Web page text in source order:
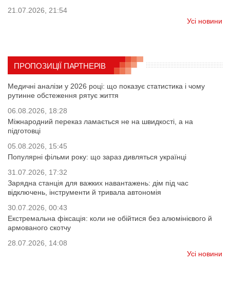
21.07.2026, 21:54
Усі новини
ПРОПОЗИЦІЇ ПАРТНЕРІВ
Медичні аналізи у 2026 році: що показує статистика і чому
рутинне обстеження рятує життя
06.08.2026, 18:28
Міжнародний переказ ламається не на швидкості, а на
підготовці
05.08.2026, 15:45
Популярні фільми року: що зараз дивляться українці
31.07.2026, 17:32
Зарядна станція для важких навантажень: дім під час
відключень, інструменти й тривала автономія
30.07.2026, 00:43
Екстремальна фіксація: коли не обійтися без алюмінієвого й
армованого скотчу
28.07.2026, 14:08
Усі новини